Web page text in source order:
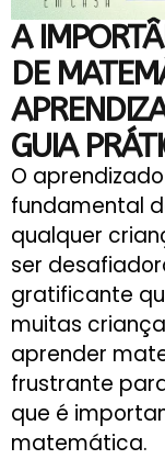
A
DE
GUIA
O
fundamental
qualquer
ser
gratificante
muitas
aprender
frustrante
que é
matemática.